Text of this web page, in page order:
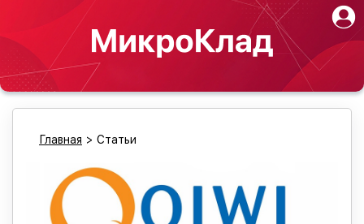
Главная > Статьи